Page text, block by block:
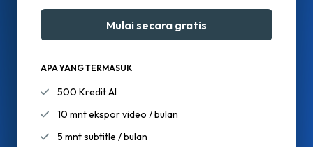
Mulai secara gratis
APA YANG TERMASUK
500 Kredit AI
10 mnt ekspor video / bulan
5 mnt subtitle / bulan